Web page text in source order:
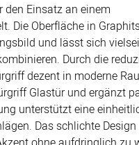
den Einsatz an einem
Die Oberfläche in
und lässt sich
Durch die
dezent in moderne
Glastür und ergänzt
unterstützt eine
Das schlichte Design